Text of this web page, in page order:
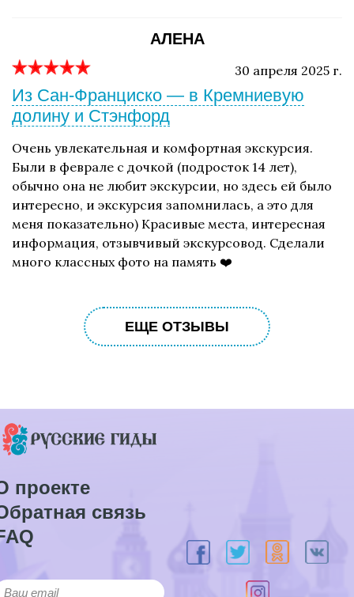
АЛЕНА
30 апреля 2025 г.
Из Сан-Франциско — в Кремниевую
долину и Стэнфорд
Очень увлекательная и комфортная экскурсия.
Были в феврале с дочкой (подросток 14 лет),
обычно она не любит экскурсии, но здесь ей было
интересно, и экскурсия запомнилась, а это для
меня показательно) Красивые места, интересная
информация, отзывчивый экскурсовод. Сделали
много классных фото на память ❤️
ЕЩЕ ОТЗЫВЫ
проекте
связь